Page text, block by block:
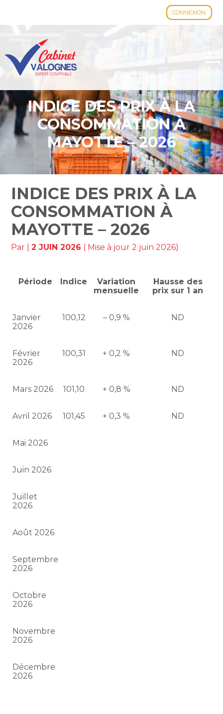
CONNEXION
Aller
contenu
INDICE DES PRIX À LA
CONSOMMATION À
MAYOTTE – 2026
INDICE DES PRIX À LA
CONSOMMATION À
MAYOTTE – 2026
Par |2 JUIN 2026 ( Mise à jour 2 juin 2026)
Période Indice
Variation
mensuelle
Hausse des
prix sur 1 an
Janvier
2026
100,12 – 0,9 % ND
Février
2026
100,31 + 0,2 % ND
Mars 2026 101,10 + 0,8 % ND
Avril 2026 101,45 + 0,3 % ND
Mai 2026
Juin 2026
Juillet
2026
Août 2026
Septembre
2026
Octobre
2026
Novembre
2026
Décembre
2026